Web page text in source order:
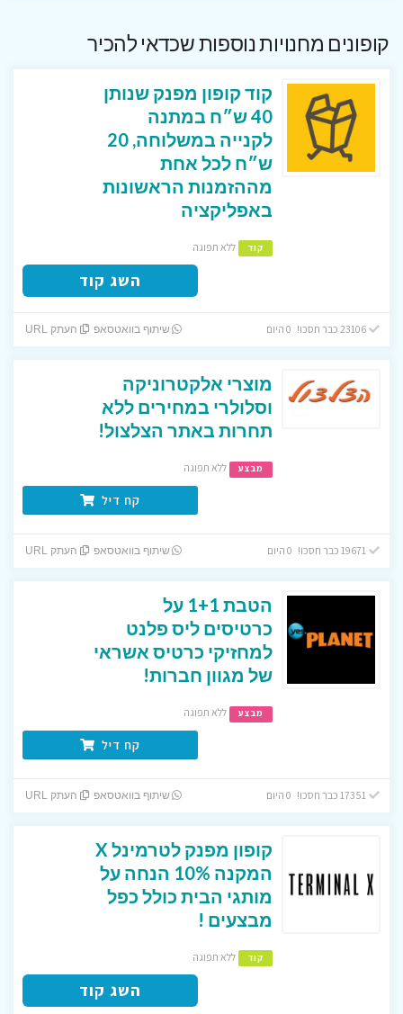
קופונים מחנויות נוספות שכדאי להכיר
קוד קופון מפנק שנותן
40 ש״ח במתנה
לקנייה במשלוחה, 20
ש״ח לכל אחת
מההזמנות הראשונות
באפליקציה
קוד ללא תפוגה
השג קוד
23106 כבר חסכו! 0 היום שיתוף בוואטסאפ העתק URL
מוצרי אלקטרוניקה
וסלולרי במחירים ללא
תחרות באתר הצלצול!
מבצע ללא תפוגה
קח דיל
שיתוף בוואטסאפ העתק URL
הטבת 1+1 על
כרטיסים ליס פלנט
למחזיקי כרטיס אשראי
של מגוון חברות!
מבצע ללא תפוגה
קח דיל
שיתוף בוואטסאפ העתק URL
קופון מפנק לטרמינל X
המקנה 10% הנחה על
מותגי הבית כולל כפל
מבצעים !
קוד ללא תפוגה
השג קוד